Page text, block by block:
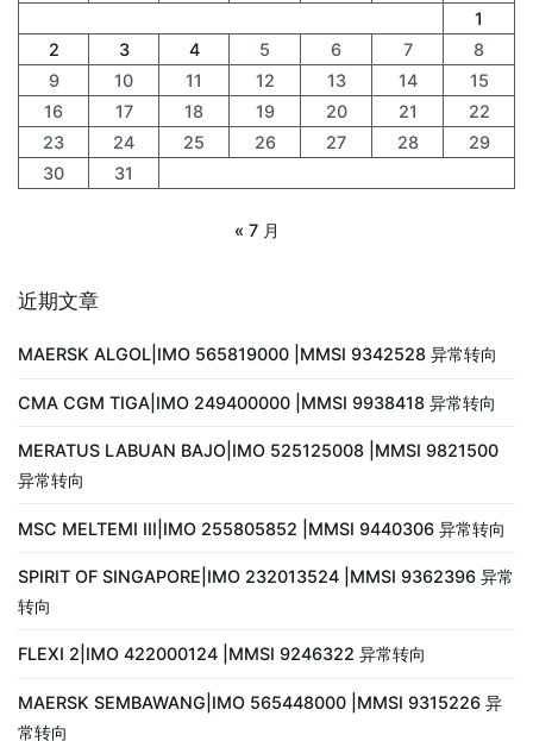
1
2
3 4 5 6 7
8
9
10 11 12 13 14
15
16
17 18 19 20 21
22
23
24 25 26 27 28
29
30
31
« 7 月
近期文章
MAERSK ALGOL|IMO 565819000 |MMSI 9342528 异常转向
CMA CGM TIGA|IMO 249400000 |MMSI 9938418 异常转向
MERATUS LABUAN BAJO|IMO 525125008 |MMSI 9821500
异常转向
MSC MELTEMI III|IMO 255805852 |MMSI 9440306 异常转向
SPIRIT OF SINGAPORE|IMO 232013524 |MMSI 9362396 异常
转向
FLEXI 2|IMO 422000124 |MMSI 9246322 异常转向
MAERSK SEMBAWANG|IMO 565448000 |MMSI 9315226 异
常转向